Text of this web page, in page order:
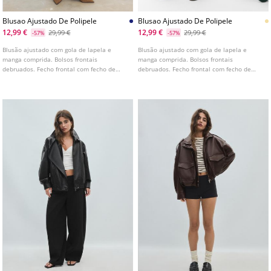
Blusao Ajustado De Polipele
12,99 €
-57% 29,99 €
Blusão ajustado com gola de lapela e
manga comprida. Bolsos frontais
debruados. Fecho frontal com fecho de
Blusao Ajustado De Polipele
12,99 €
-57% 29,99 €
Blusão ajustado com gola de lapela e
manga comprida. Bolsos frontais
debruados. Fecho frontal com fecho de